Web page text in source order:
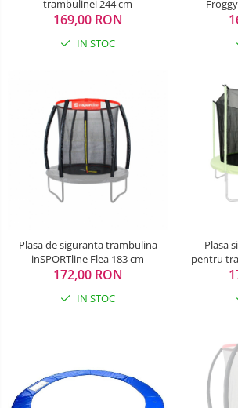
Costum carnaval copii
Fotolii copii
Lampi de veghe
Mobilier Birou
Sac de dormit copii
Sac de dormit 70 cm
Sac de dormit 80 cm
Sac de dormit 130 cm
Sac de dormit 140 cm
trambulinei 244 cm
169,00 RON
IN STOC
Plasa de siguranta trambulina
inSPORTline Flea 183 cm
172,00 RON
IN STOC
Plasa
pentru